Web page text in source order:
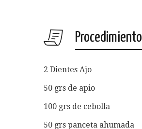
Procedimiento
2 Dientes Ajo
50 grs de apio
100 grs de cebolla
50 grs panceta ahumada